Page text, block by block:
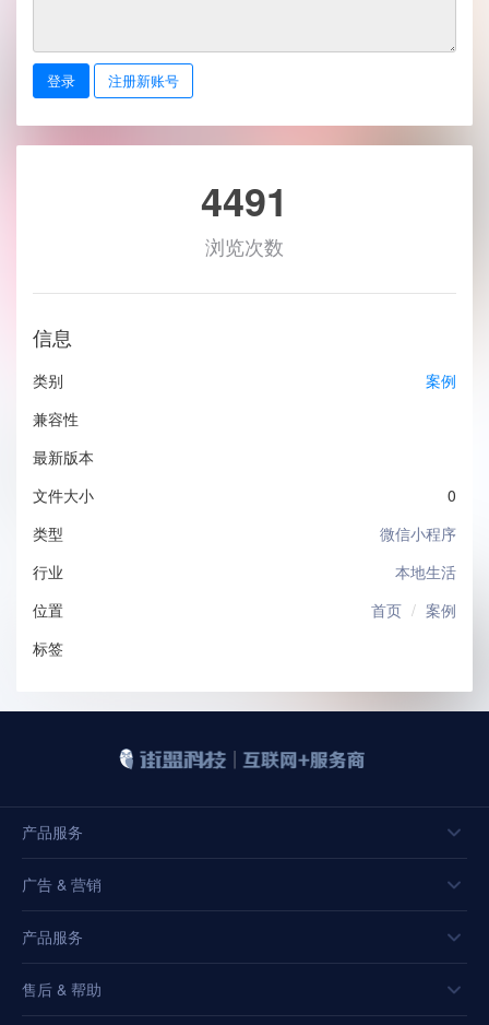
登录 注册新账号
4491
浏览次数
信息
类别
案例
兼容性
最新版本
文件大小
0
类型
微信小程序
行业
本地生活
位置
首页
案例
标签
产品服务
广告 & 营销
产品服务
售后 & 帮助